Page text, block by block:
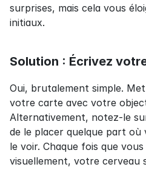
surprises, mais cela vous
initiaux.
Solution : Écrivez
Oui, brutalement simple.
votre carte avec votre
Alternativement, notez-le
de le placer quelque part
le voir. Chaque fois que
visuellement, votre cerveau